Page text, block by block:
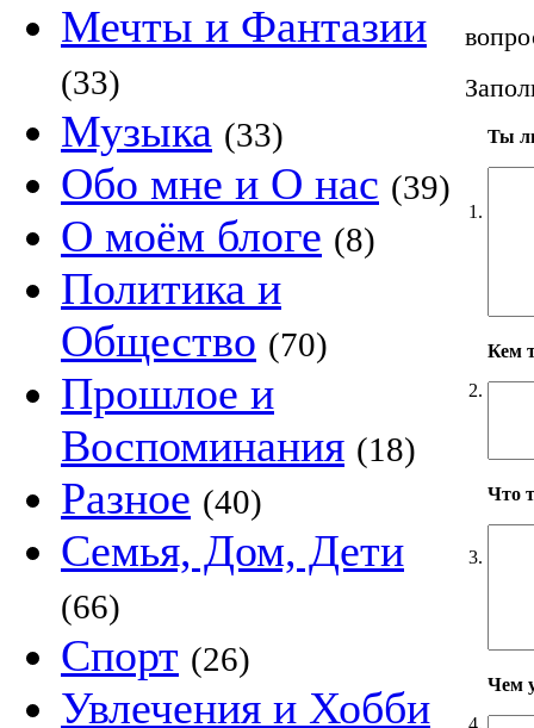
Мечты и Фантазии
(33)
Музыка (33)
Обо мне и О нас (39)
О моём блоге (8)
Политика и
Общество (70)
Прошлое и
Воспоминания (18)
Разное (40)
Семья, Дом, Дети
(66)
Спорт (26)
Увлечения и Хобби
1.
Ты
2.
Кем
3.
Что
4.
Чем